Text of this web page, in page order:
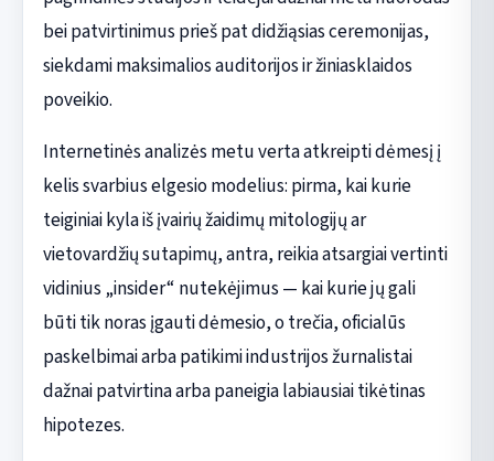
bei patvirtinimus prieš pat didžiąsias ceremonijas,
siekdami maksimalios auditorijos ir žiniasklaidos
poveikio.
Internetinės analizės metu verta atkreipti dėmesį į
kelis svarbius elgesio modelius: pirma, kai kurie
teiginiai kyla iš įvairių žaidimų mitologijų ar
vietovardžių sutapimų, antra, reikia atsargiai vertinti
vidinius „insider“ nutekėjimus — kai kurie jų gali
būti tik noras įgauti dėmesio, o trečia, oficialūs
paskelbimai arba patikimi industrijos žurnalistai
dažnai patvirtina arba paneigia labiausiai tikėtinas
hipotezes.